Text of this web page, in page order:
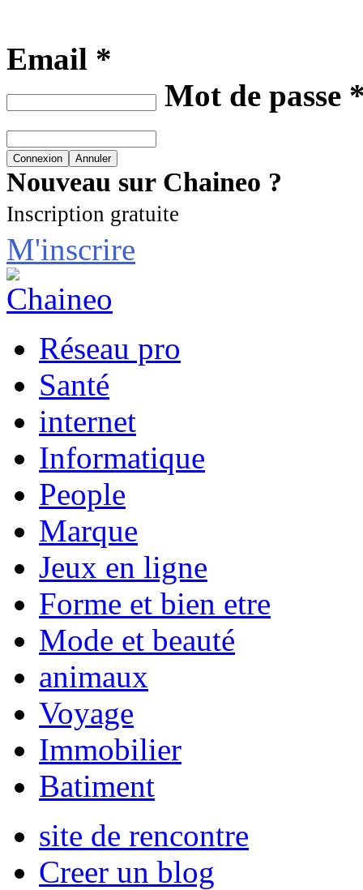
Email *
Mot de passe
Nouveau sur Chaineo ?
Inscription gratuite
M'inscrire
Réseau pro
Santé
internet
Informatique
People
Marque
Jeux en ligne
Forme et bien etre
Mode et beauté
animaux
Voyage
Immobilier
Batiment
site de rencontre
Creer un blog